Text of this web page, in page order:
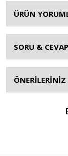
ÜRÜN
SORU & CEVAP
ÖNERİLERİNİZ